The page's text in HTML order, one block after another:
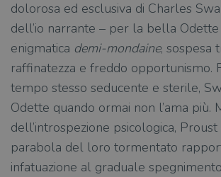
dolorosa ed esclusiva di Charles
dell’io narrante – per la bella Odette
enigmatica demi-mondaine, sospesa
raffinatezza e freddo opportunismo.
tempo stesso seducente e sterile,
Odette quando ormai non l’ama più.
dell’introspezione psicologica,
parabola del loro tormentato
infatuazione al graduale